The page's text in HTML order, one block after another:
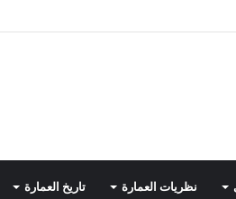
نظريات العمارة تاريخ العمارة